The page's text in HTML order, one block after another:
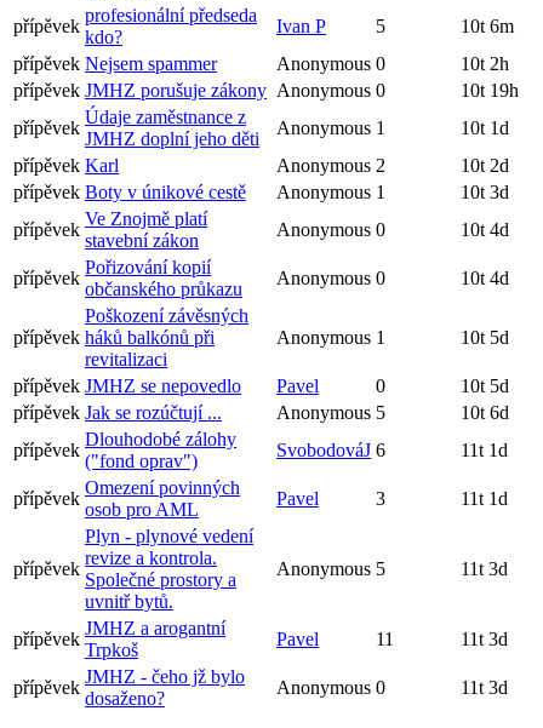
přípěvek
profesionální předseda
kdo?
Ivan P 5
10t 6m
přípěvek Nejsem spammer Anonymous 0
10t 2h
přípěvek JMHZ porušuje zákony Anonymous 0
10t 19h
přípěvek
Údaje zaměstnance z
JMHZ doplní jeho děti
Anonymous 1
10t 1d
přípěvek Karl Anonymous 2
10t 2d
přípěvek Boty v únikové cestě Anonymous 1
10t 3d
přípěvek
Ve Znojmě platí
stavební zákon
Anonymous 0 10t 4d
přípěvek
Pořizování kopií
občanského průkazu
Anonymous 0 10t 4d
přípěvek
Poškození závěsných
háků balkónů při
revitalizaci
Anonymous 1 10t 5d
přípěvek JMHZ se nepovedlo Pavel 0
10t 5d
přípěvek Jak se rozúčtují ... Anonymous 5
10t 6d
přípěvek
Dlouhodobé zálohy
("fond oprav")
SvobodováJ 6 11t 1d
přípěvek
Omezení povinných
osob pro AML
Pavel 3 11t 1d
přípěvek
Plyn - plynové vedení
revize a kontrola.
Společné prostory a
uvnitř bytů.
Anonymous 5 11t 3d
přípěvek
JMHZ a arogantní
Trpkoš
Pavel 11 11t 3d
přípěvek
JMHZ - čeho jž bylo
dosaženo?
Anonymous 0 11t 3d